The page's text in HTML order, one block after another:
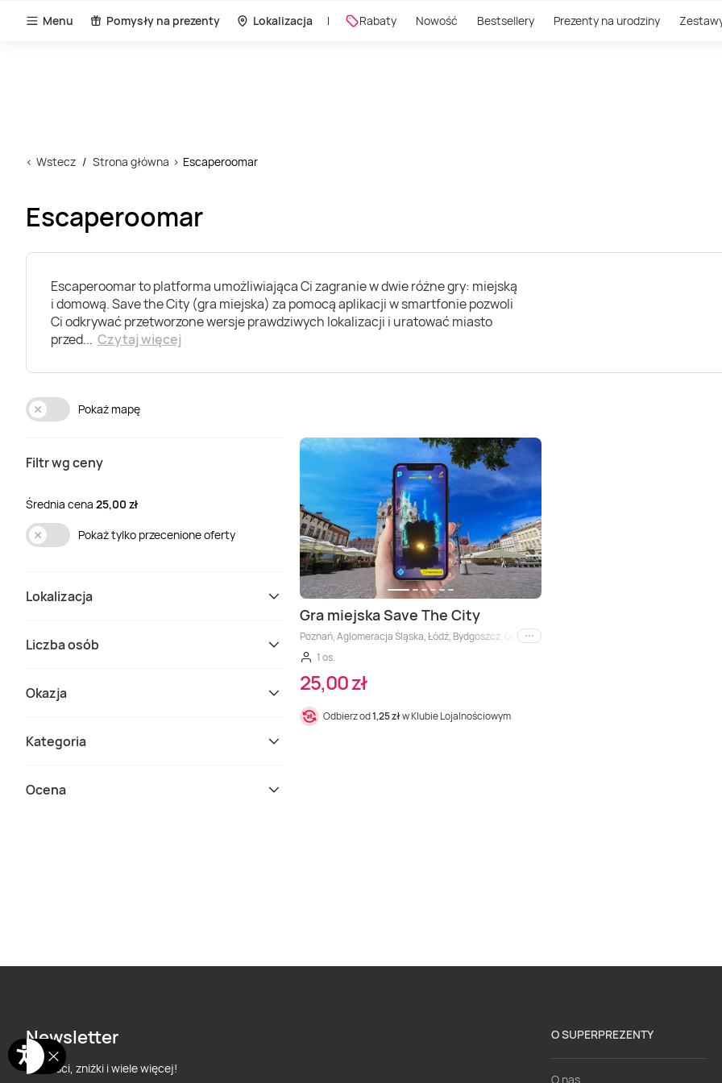
Menu Pomysły na prezenty Lokalizacja Rabaty Nowość Bestsellery Prezenty na urodziny
Wstecz Strona główna Escaperoomar
Escaperoomar
Escaperoomar to platforma umożliwiająca Ci zagranie w dwie różne gry: miejską
i domową. Save the City (gra miejska) za pomocą aplikacji w smartfonie pozwoli
Ci odkrywać przetworzone wersje prawdziwych lokalizacji i uratować miasto
przed... Czytaj więcej
Pokaż mapę
Filtr wg ceny
Średnia cena 25,00 zł
Pokaż tylko przecenione oferty
Lokalizacja
Liczba osób
Okazja
Kategoria
Ocena
Gra miejska Save The City
Poznań, Aglomeracja Śląska, Łódź, Bydgoszcz, Gdańsk, Rzeszów, Szczecin
i inne
1 os.
25,00 zł
Odbierz od1,25 złw Klubie Lojalnościowym
Newsletter
Nowości, zniżki i wiele więcej!
O SUPERPREZENTY
O nas